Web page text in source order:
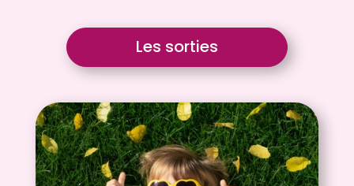
Les sorties